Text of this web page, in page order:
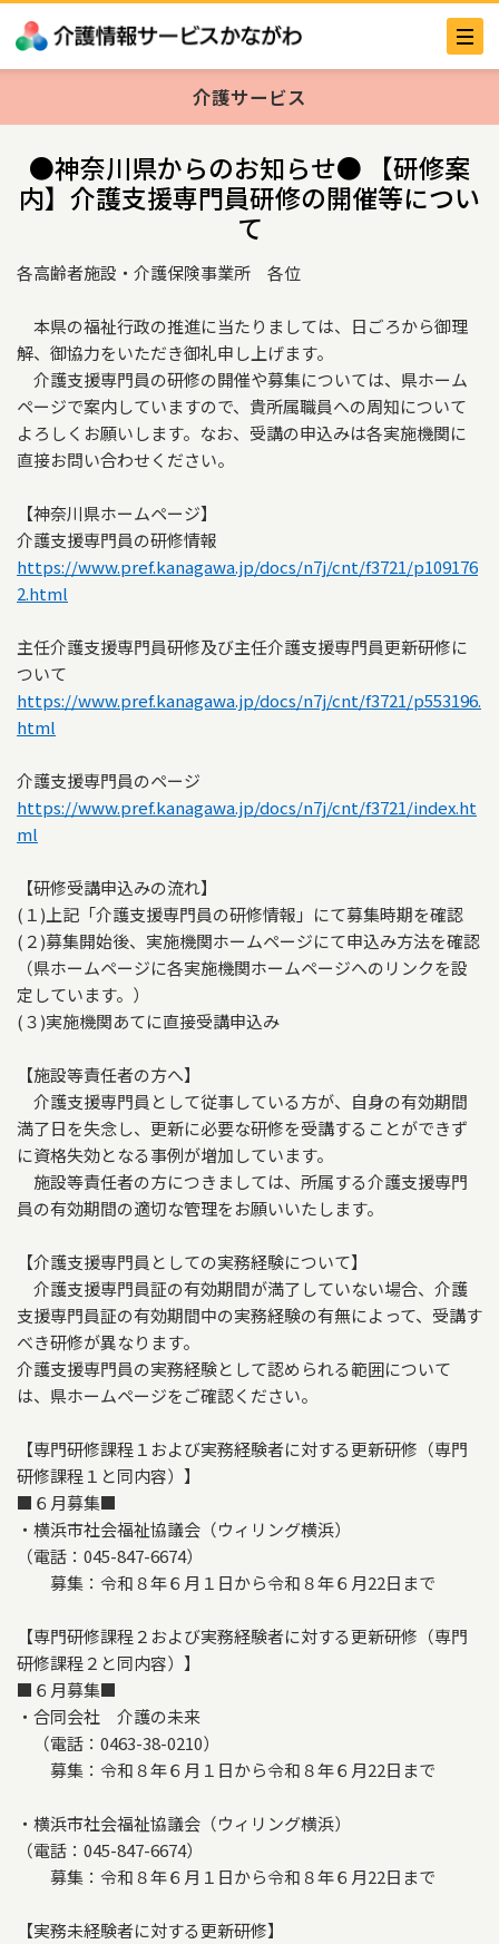
介護サービス
●神奈川県からのお知らせ● 【研修案
内】介護支援専門員研修の開催等につい
て
各高齢者施設・介護保険事業所 各位
本県の福祉行政の推進に当たりましては、日ごろから御理
解、御協力をいただき御礼申し上げます。
介護支援専門員の研修の開催や募集については、県ホーム
ページで案内していますので、貴所属職員への周知について
よろしくお願いします。なお、受講の申込みは各実施機関に
直接お問い合わせください。
【神奈川県ホームページ】
介護支援専門員の研修情報
https://www.pref.kanagawa.jp/docs/n7j/cnt/f3721/p109176
2.html
主任介護支援専門員研修及び主任介護支援専門員更新研修に
ついて
https://www.pref.kanagawa.jp/docs/n7j/cnt/f3721/p553196.
html
介護支援専門員のページ
https://www.pref.kanagawa.jp/docs/n7j/cnt/f3721/index.ht
ml
【研修受講申込みの流れ】
(１)上記「介護支援専門員の研修情報」にて募集時期を確認
(２)募集開始後、実施機関ホームページにて申込み方法を確認
（県ホームページに各実施機関ホームページへのリンクを設
定しています。）
(３)実施機関あてに直接受講申込み
【施設等責任者の方へ】
介護支援専門員として従事している方が、自身の有効期間
満了日を失念し、更新に必要な研修を受講することができず
に資格失効となる事例が増加しています。
施設等責任者の方につきましては、所属する介護支援専門
員の有効期間の適切な管理をお願いいたします。
【介護支援専門員としての実務経験について】
介護支援専門員証の有効期間が満了していない場合、介護
支援専門員証の有効期間中の実務経験の有無によって、受講す
べき研修が異なります。
介護支援専門員の実務経験として認められる範囲について
は、県ホームページをご確認ください。
【専門研修課程１および実務経験者に対する更新研修（専門
研修課程１と同内容）】
■６月募集■
・横浜市社会福祉協議会（ウィリング横浜）
（電話：045-847-6674）
募集：令和８年６月１日から令和８年６月22日まで
【専門研修課程２および実務経験者に対する更新研修（専門
研修課程２と同内容）】
■６月募集■
・合同会社 介護の未来
（電話：0463-38-0210）
募集：令和８年６月１日から令和８年６月22日まで
・横浜市社会福祉協議会（ウィリング横浜）
（電話：045-847-6674）
募集：令和８年６月１日から令和８年６月22日まで
【実務未経験者に対する更新研修】